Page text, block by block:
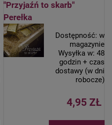
"Przyjaźń to skarb"
Perełka
Dostępność: w
magazynie
Wysyłka w: 48
godzin + czas
dostawy (w dni
robocze)
4,95 ZŁ